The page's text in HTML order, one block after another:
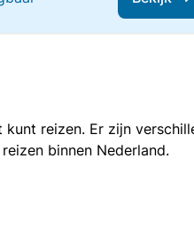
reizen. Er zijn
binnen Nederland.